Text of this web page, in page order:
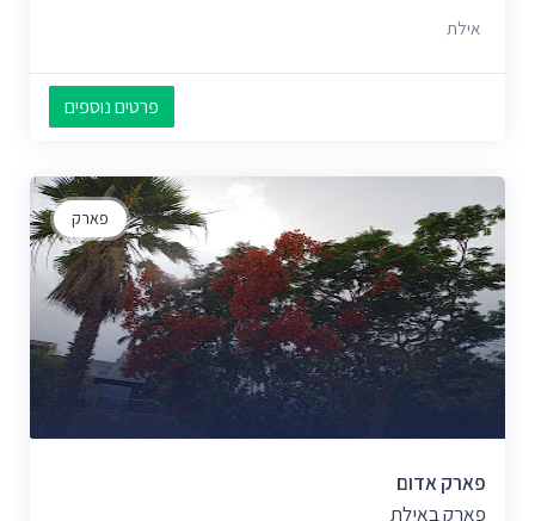
אילת
פרטים נוספים
פארק
פארק אדום
פארק באילת